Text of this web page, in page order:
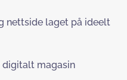
nettside laget på ideelt
digitalt magasin